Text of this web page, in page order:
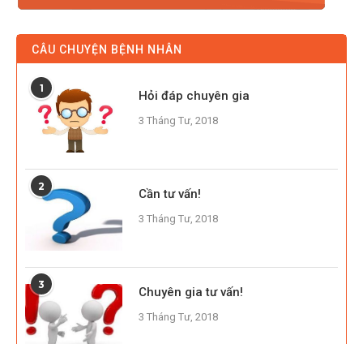
CÂU CHUYỆN BỆNH NHÂN
1
Hỏi đáp chuyên gia
3 Tháng Tư, 2018
2
Cần tư vấn!
3 Tháng Tư, 2018
3
Chuyên gia tư vấn!
3 Tháng Tư, 2018